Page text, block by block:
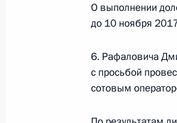
17 октября
17 октября
Федеральном
О выполнении
до 10 ноября
6. Рафаловича
с просьбой
сотовым